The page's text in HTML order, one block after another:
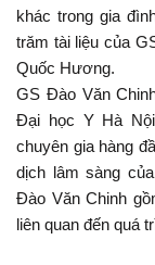
khác trong gia
trăm tài liệu của
Quốc Hương.
GS Đào Văn
Đại học Y Hà
chuyên gia hàng
dịch lâm sàng
Đào Văn Chinh
liên quan đến quá